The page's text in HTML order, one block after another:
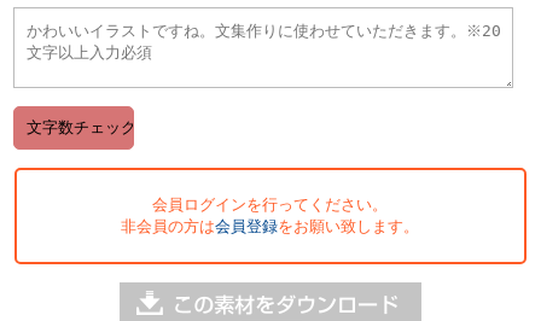
会員ログインを行ってください。
非会員の方は会員登録をお願い致します。